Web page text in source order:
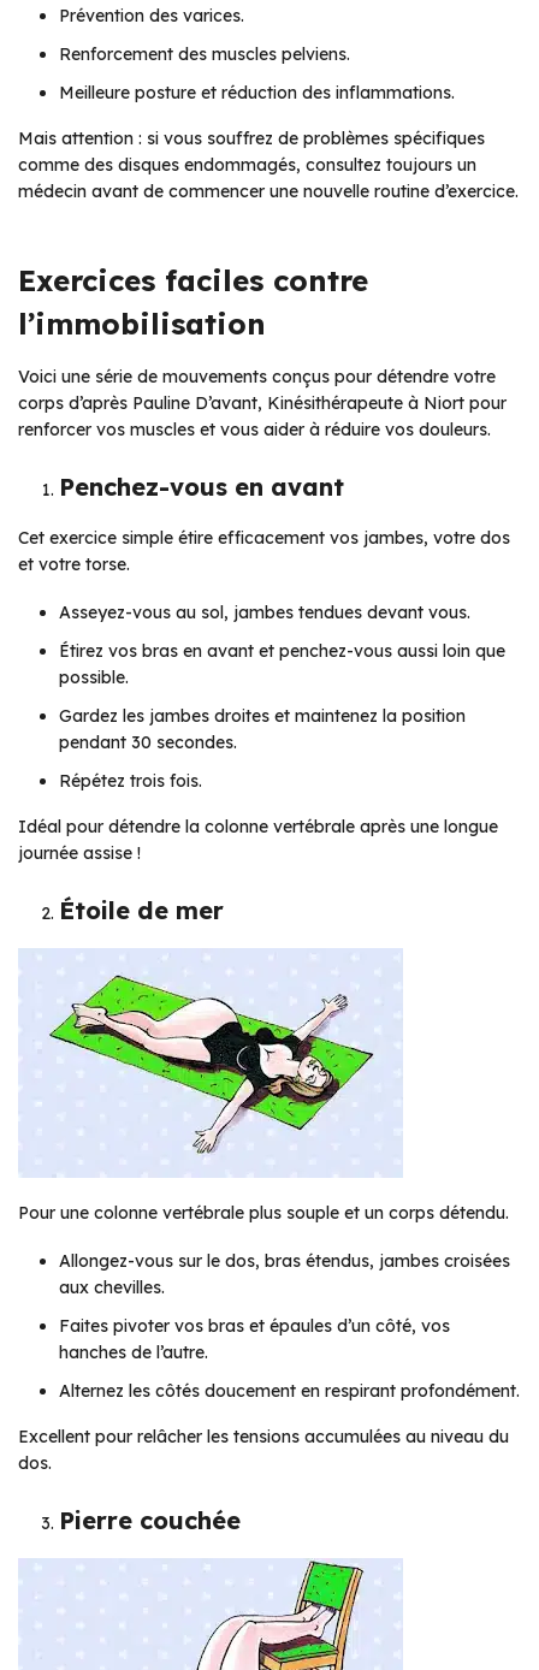
Prévention des varices.
Renforcement des muscles pelviens.
Meilleure posture et réduction des inflammations.
Mais attention : si vous souffrez de problèmes spécifiques
comme des disques endommagés, consultez toujours un
médecin avant de commencer une nouvelle routine d’exercice.
Exercices faciles contre
l’immobilisation
Voici une série de mouvements conçus pour détendre votre
corps d’après Pauline D’avant, Kinésithérapeute à Niort pour
renforcer vos muscles et vous aider à réduire vos douleurs.
Penchez-vous en avant
Cet exercice simple étire efficacement vos jambes, votre dos
et votre torse.
Asseyez-vous au sol, jambes tendues devant vous.
Étirez vos bras en avant et penchez-vous aussi loin que
possible.
Gardez les jambes droites et maintenez la position
pendant 30 secondes.
Répétez trois fois.
Idéal pour détendre la colonne vertébrale après une longue
journée assise !
Étoile de mer
Pour une colonne vertébrale plus souple et un corps détendu.
Allongez-vous sur le dos, bras étendus, jambes croisées
aux chevilles.
Faites pivoter vos bras et épaules d’un côté, vos
hanches de l’autre.
Alternez les côtés doucement en respirant profondément.
Excellent pour relâcher les tensions accumulées au niveau du
dos.
Pierre couchée